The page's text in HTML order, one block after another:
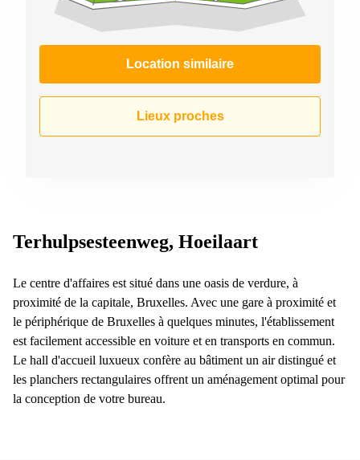
Location similaire
Lieux proches
Terhulpsesteenweg, Hoeilaart
Le centre d'affaires est situé dans une oasis de verdure, à
proximité de la capitale, Bruxelles. Avec une gare à proximité et
le périphérique de Bruxelles à quelques minutes, l'établissement
est facilement accessible en voiture et en transports en commun.
Le hall d'accueil luxueux confère au bâtiment un air distingué et
les planchers rectangulaires offrent un aménagement optimal pour
la conception de votre bureau.